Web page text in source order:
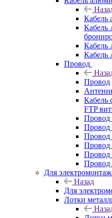
Кабель
Провод
Провод
Кабель
FTP
Провод
Для
Назад
Для
Лотки